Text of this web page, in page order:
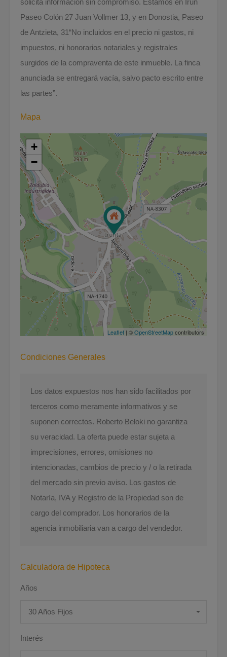
Paseo Colón 27 Juan Vollmer 13, y en Donostia, Paseo
de Antzieta, 31“No incluidos en el precio ni gastos, ni
impuestos, ni honorarios notariales y registrales
surgidos de la compraventa de este inmueble. La finca
anunciada se entregará vacía, salvo pacto escrito entre
las partes”.
Mapa
+
−
Leaflet | ©OpenStreetMapcontributors
Condiciones Generales
Los datos expuestos nos han sido facilitados por
terceros como meramente informativos y se
suponen correctos. Roberto Beloki no garantiza
su veracidad. La oferta puede estar sujeta a
imprecisiones, errores, omisiones no
intencionadas, cambios de precio y / o la retirada
del mercado sin previo aviso. Los gastos de
Notaría, IVA y Registro de la Propiedad son de
cargo del comprador. Los honorarios de la
agencia inmobiliaria van a cargo del vendedor.
Calculadora de Hipoteca
Años
30 Años Fijos
Interés